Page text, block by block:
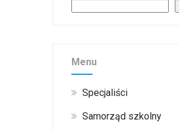
Menu
Specjaliści
Samorząd szkolny